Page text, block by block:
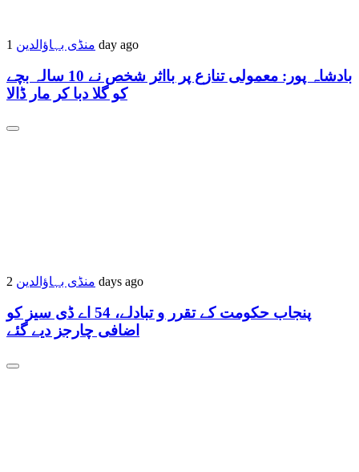
منڈی بہاؤالدین 1 day ago
بادشاہ پور: معمولی تنازع پر بااثر شخص نے 10 سالہ بچے
کو گلا دبا کر مار ڈالا
منڈی بہاؤالدین 2 days ago
پنجاب حکومت کے تقرر و تبادلے، 54 اے ڈی سیز کو
اضافی چارجز دیے گئے